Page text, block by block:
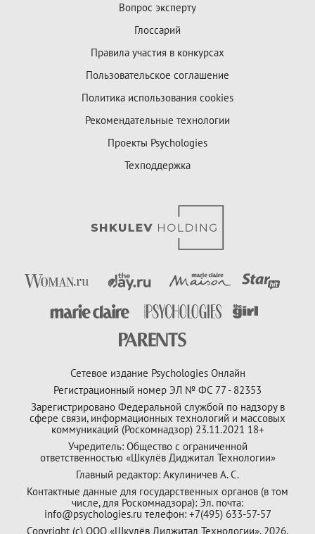
Вопрос эксперту
Глоссарий
Правила участия в конкурсах
Пользовательское соглашение
Политика использования cookies
Рекомендательные технологии
Проекты Psychologies
Техподдержка
Сетевое издание Psychologies Онлайн
Регистрационный номер ЭЛ № ФС 77 - 82353
Зарегистрировано Федеральной службой по надзору в
сфере связи, информационных технологий и массовых
коммуникаций (Роскомнадзор) 23.11.2021 18+
Учредитель: Общество с ограниченной
ответственностью «Шкулёв Диджитал Технологии»
Главный редактор: Акулиничев А. С.
Контактные данные для государственных органов (в том
числе, для Роскомнадзора): Эл. почта:
info@psychologies.ru телефон: +7(495) 633-57-57
Copyright (с) ООО «Шкулёв Диджитал Технологии», 2026.